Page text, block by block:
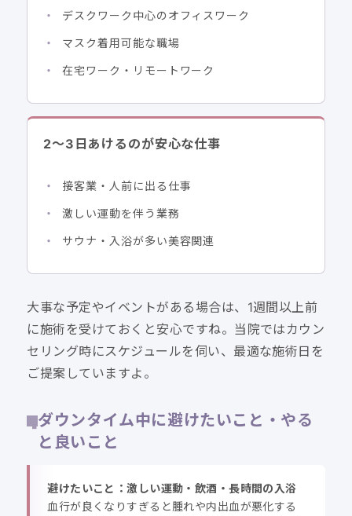
デスクワーク中心のオフィスワーク
マスク着用可能な職場
在宅ワーク・リモートワーク
2〜3日あけるのが安心な仕事
接客業・人前に出る仕事
激しい運動を伴う業務
サウナ・入浴が多い美容関連
大事な予定やイベントがある場合は、1週間以上前
に施術を受けておくと安心ですね。当院ではカウン
セリング時にスケジュールを伺い、最適な施術日を
ご提案していますよ。
ダウンタイム中に避けたいこと・やる
と良いこと
避けたいこと：激しい運動・飲酒・長時間の入浴
血行が良くなりすぎると腫れや内出血が悪化する